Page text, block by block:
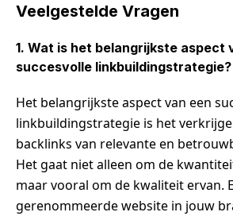
Veelgestelde Vragen
1. Wat is het belangrijkste aspect
succesvolle linkbuildingstrategie?
Het belangrijkste aspect van een
linkbuildingstrategie is het
backlinks van relevante en
Het gaat niet alleen om de
maar vooral om de kwaliteit ervan.
gerenommeerde website in jouw